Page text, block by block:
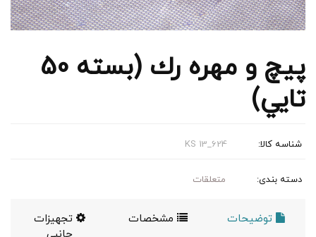
پيچ و مهره رك (بسته 50
تايي)
شناسه کالا: KS 13_624
دسته بندی: متعلقات
توضیحات مشخصات
تجهیزات